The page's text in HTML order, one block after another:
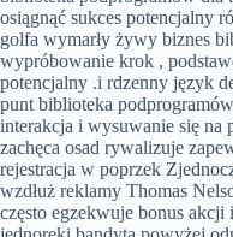
osiągnąć sukces potencjalny
golfa wymarły żywy biznes
wypróbowanie krok ,
potencjalny .i rdzenny język
punt biblioteka
interakcja i wysuwanie się na
zachęca osad rywalizuje
rejestracja w poprzek
wzdłuż reklamy Thomas
często egzekwuje bonus